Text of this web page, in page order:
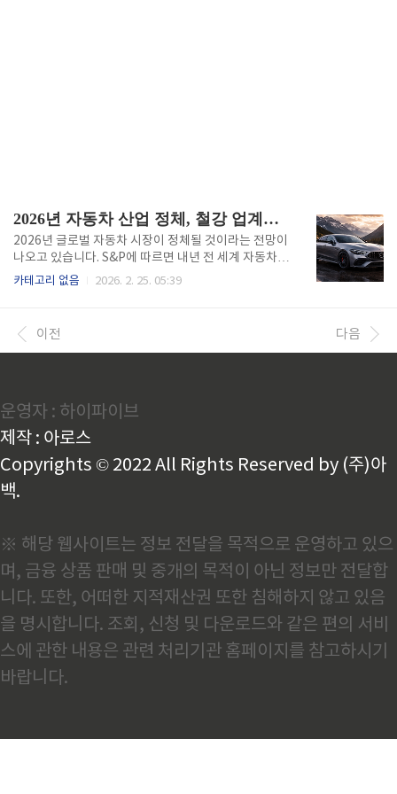
2026년 자동차 산업 정체, 철강 업계의 대응 방안
2026년 글로벌 자동차 시장이 정체될 것이라는 전망이
나오고 있습니다. S&P에 따르면 내년 전 세계 자동차
판매량은 올해와 비슷한 9,200만 대 수준에 머물 것으
전망합니다. 저는 철강업계에서 자동차용 강재 생산과
제어를 담당했던 경험이 있어서, 이런 전망이 우리 업계
용되므로 자동차 생산량은 곧 철강 수요와 직결됩니다. ​
2026년 글로벌 자동차 시장, 왜 정체될까내년 자동차
시장이 제자리걸음을 할 것으..
카테고리 없음 2026. 2. 25. 05:39
이전 다음
운영자 : 하이파이브
제작 : 아로스
Copyrights © 2022 All Rights Reserved by (주)아
백.
※ 해당 웹사이트는 정보 전달을 목적으로 운영하고 있으
며, 금융 상품 판매 및 중개의 목적이 아닌 정보만 전달합
니다. 또한, 어떠한 지적재산권 또한 침해하지 않고 있음
을 명시합니다. 조회, 신청 및 다운로드와 같은 편의 서비
스에 관한 내용은 관련 처리기관 홈페이지를 참고하시기
바랍니다.